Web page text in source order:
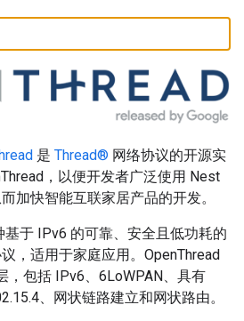
是 Thread® 网络协议的开源实
，以便开发者广泛使用 Nest
加快智能互联家居产品的开发。
基于 IPv6 的可靠、安全且低功耗的
，适用于家庭应用。OpenThread
，包括 IPv6、6LoWPAN、具有
、网状链路建立和网状路由。